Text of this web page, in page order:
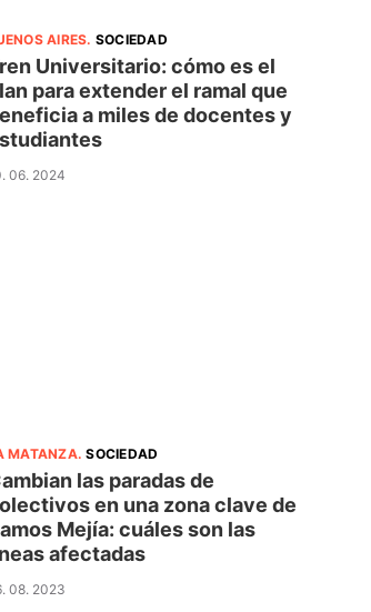
AIRES. SOCIEDAD
Universitario: cómo es el
para extender el ramal que
a miles de docentes y
06. 2024
MATANZA.SOCIEDAD
las paradas de
en una zona clave de
Mejía: cuáles son las
afectadas
08. 2023